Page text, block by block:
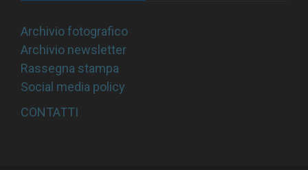
Archivio fotografico
Archivio newsletter
Rassegna stampa
Social media policy
CONTATTI